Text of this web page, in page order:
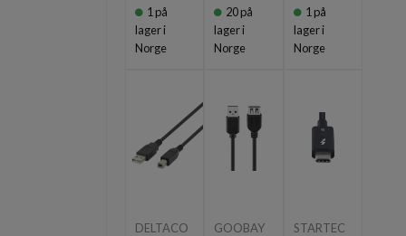
1 på
lager i
Norge
20på
lager i
Norge
1 på
lager i
Norge
DELTACO GOOBAY
STARTEC